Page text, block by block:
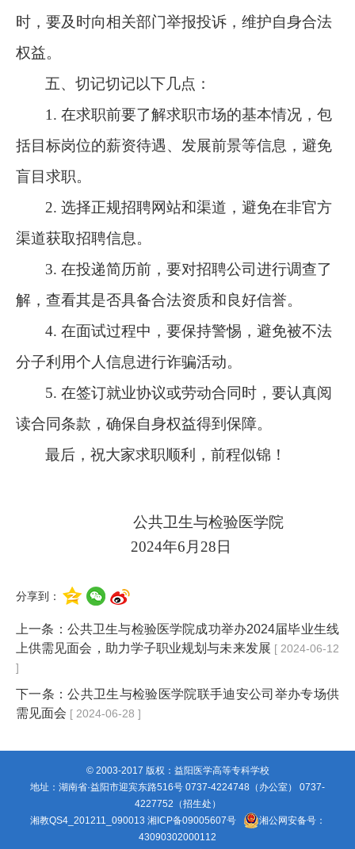
时，要及时向相关部门举报投诉，维护自身合法
权益。
五、切记切记以下几点：
1. 在求职前要了解求职市场的基本情况，包
括目标岗位的薪资待遇、发展前景等信息，避免
盲目求职。
2. 选择正规招聘网站和渠道，避免在非官方
渠道获取招聘信息。
3. 在投递简历前，要对招聘公司进行调查了
解，查看其是否具备合法资质和良好信誉。
4. 在面试过程中，要保持警惕，避免被不法
分子利用个人信息进行诈骗活动。
5. 在签订就业协议或劳动合同时，要认真阅
读合同条款，确保自身权益得到保障。
最后，祝大家求职顺利，前程似锦！
公共卫生与检验医学院
2024年6月28日
分享到：
上一条： 公共卫生与检验医学院成功举办2024届毕业生线
上供需见面会，助力学子职业规划与未来发展 [ 2024-06-12
]
下一条：公共卫生与检验医学院联手迪安公司举办专场供
需见面会 [ 2024-06-28 ]
© 2003-2017 版权：益阳医学高等专科学校
地址：湖南省·益阳市迎宾东路516号 0737-4224748（办公室） 0737-
4227752（招生处）
湘教QS4_201211_090013 湘ICP备09005607号
湘公网安备号：
43090302000112